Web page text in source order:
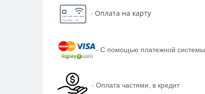
- Оплата на карту
- С помощью платежной системы
- Оплата частями, в кредит